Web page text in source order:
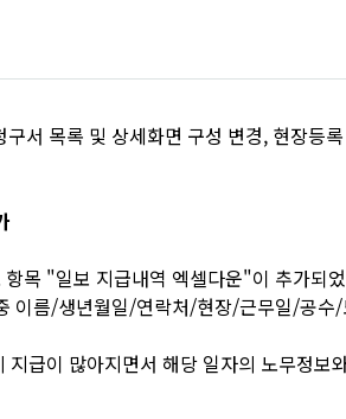
서 목록 및 상세화면 구성 변경, 현장등
목 "일보 지급내역 엑셀다운"이 추가되
이름/생년월일/연락처/현장/근무일/공
급이 많아지면서 해당 일자의 노무정보